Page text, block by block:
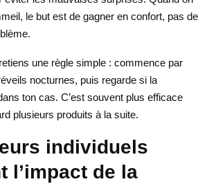
le but est de gagner en confort, pas de
une règle simple : commence par
nocturnes, puis regarde si la
ton cas. C’est souvent plus efficace
plusieurs produits à la suite.
individuels
l’impact de la